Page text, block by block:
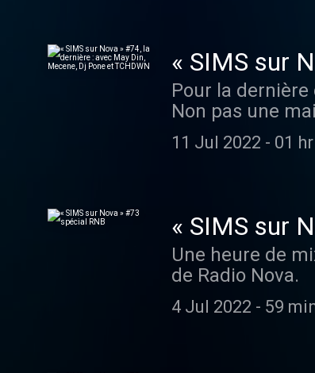
DJ Mehdi il y a
octobre à
pouvez bien
« SIMS sur
TCHDWN
Pour la
Non pas une
TCHDWN, pour
11 Jul 2022 - 01
« SIMS sur
Une heure de
de Radio Nova.
4 Jul 2022 - 59